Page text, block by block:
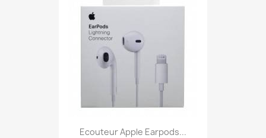
Ecouteur Apple Earpods...